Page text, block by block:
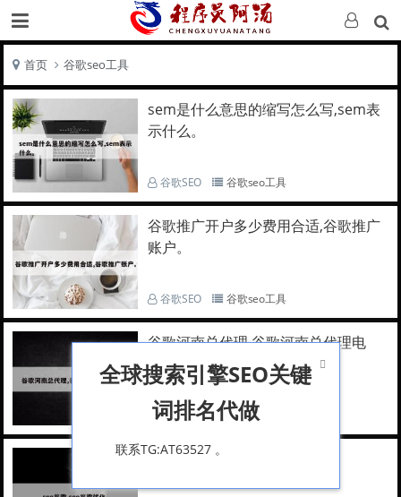
首页 谷歌seo工具
sem是什么意思的缩写怎么写,sem表
示什么。
谷歌SEO 谷歌seo工具
谷歌推广开户多少费用合适,谷歌推广
账户。
谷歌SEO 谷歌seo工具
谷歌河南总代理,谷歌河南总代理电
话。
谷歌SEO 谷歌seo工具
seo谷歌,seo谷歌优化。

全球搜索引擎SEO关键
词排名代做
联系TG:AT63527 。